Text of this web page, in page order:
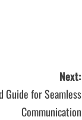
Next:
Guide for Seamless
Communication